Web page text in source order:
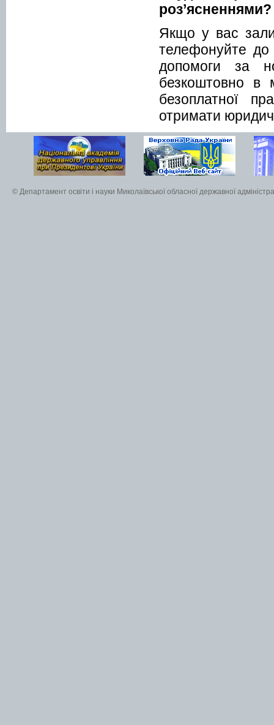
роз’ясненнями?
Якщо у вас
телефонуйте до
допомоги за
безкоштовно в
безоплатної
отримати
© Департамент освіти і науки Миколаївської обласної державної